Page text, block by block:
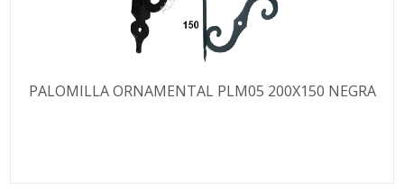
PALOMILLA ORNAMENTAL PLM05 200X150 NEGRA